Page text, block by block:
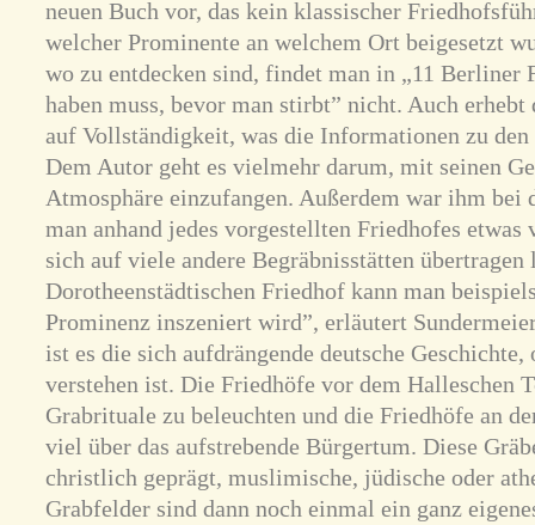
neuen Buch vor, das kein klassischer
welcher Prominente an welchem Ort beigesetzt
wo zu entdecken sind, findet man in „11 Berliner
haben muss, bevor man stirbt” nicht. Auch erhebt
auf Vollständigkeit, was die Informationen zu
Dem Autor geht es vielmehr darum, mit seinen
Atmosphäre einzufangen. Außerdem war ihm bei
man anhand jedes vorgestellten Friedhofes etwas
sich auf viele andere Begräbnisstätten übertragen
Dorotheenstädtischen Friedhof kann man
Prominenz inszeniert wird”, erläutert
ist es die sich aufdrängende deutsche
verstehen ist. Die Friedhöfe vor dem Halleschen
Grabrituale zu beleuchten und die Friedhöfe an
viel über das aufstrebende Bürgertum. Diese
christlich geprägt, muslimische, jüdische oder
Grabfelder sind dann noch einmal ein ganz